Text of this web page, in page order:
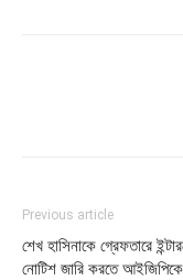
Previous article
শেখ হাসিনাকে গ্রেফতারে
নোটিশ জারি করতে আইজিপিকে